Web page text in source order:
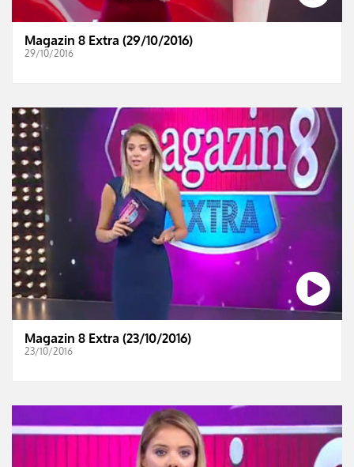
Magazin 8 Extra (29/10/2016)
29/10/2016
Magazin 8 Extra (23/10/2016)
23/10/2016